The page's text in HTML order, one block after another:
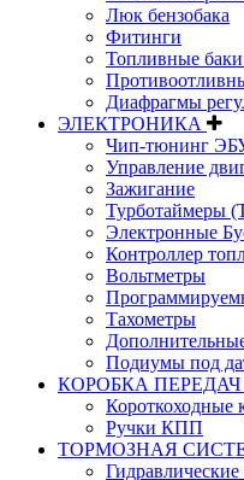
Люк бензобака
Фитинги
Топливные
Диафрагмы
ЭЛЕКТРОНИКА
Чип-тюнинг
Управление
Зажигание
Турботаймеры
Электронные
Контроллер
Вольтметры
Тахометры
Подиумы под
КОРОБКА ПЕРЕДАЧ
Короткоходные
Ручки КПП
ТОРМОЗНАЯ